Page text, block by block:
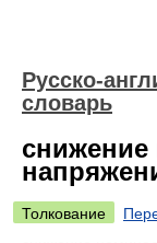
Русско-
словарь
Толкование